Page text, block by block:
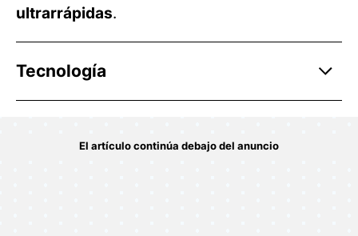
ultrarrápidas.
Tecnología